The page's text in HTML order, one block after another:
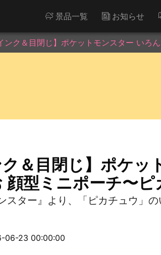
景品一覧 お知らせ
ンク＆目閉じ】ポケットモンスター いろ
ク＆目閉じ】ポケ
顔型ミニポーチ〜ピ
スター』より、「ピカチュウ」
06-23 00:00:00